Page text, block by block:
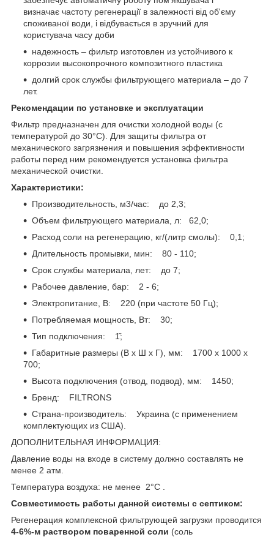
визначає частоту регенерації в залежності від об'єму
споживаної води, і відбувається в зручний для
користувача часу доби
надежность – фильтр изготовлен из устойчивого к
коррозии высокопрочного композитного пластика
долгий срок службы фильтрующего материала – до 7
лет.
Рекомендации по установке и эксплуатации
Фильтр предназначен для очистки холодной воды (с
температурой до 30°С). Для защиты фильтра от
механического загрязнения и повышения эффективности
работы перед ним рекомендуется установка фильтра
механической очистки.
Характеристики:
Производительность, м3/час: до 2,3;
Объем фильтрующего материала, л: 62,0;
Расход соли на регенерацию, кг/(литр смолы): 0,1;
Длительность промывки, мин: 80 - 110;
Срок службы материала, лет: до 7;
Рабочее давление, бар: 2 - 6;
Электропитание, В: 220 (при частоте 50 Гц);
Потребляемая мощность, Вт: 30;
Тип подключения: 1̋;
Габаритные размеры (В х Ш х Г), мм: 1700 х 1000 х
700;
Высота подключения (отвод, подвод), мм: 1450;
Бренд: FILTRONS
Страна-производитель: Украина (с применением
комплектующих из США).
ДОПОЛНИТЕЛЬНАЯ ИНФОРМАЦИЯ:
Давление воды на входе в систему должно составлять не
менее 2 атм.
Температура воздуха: не менее 2°C .
Совместимость работы данной системы с септиком:
Регенерация комплексной фильтрующей загрузки проводится
4-6%-м раствором поваренной соли (соль